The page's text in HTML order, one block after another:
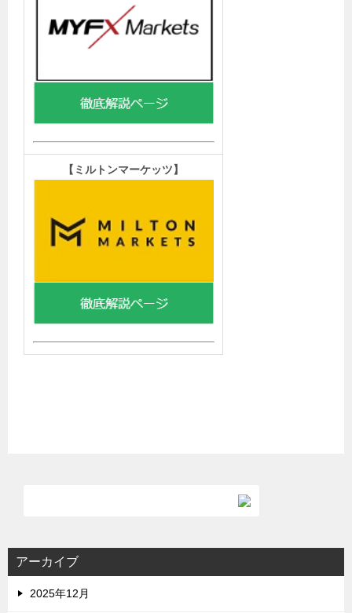
【 ミルトンマーケッツ】
アーカイブ
2025年12月